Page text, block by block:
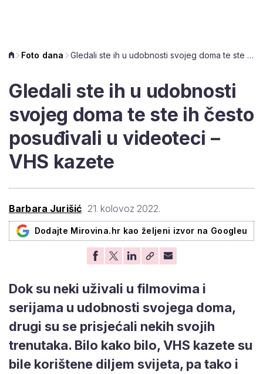
Foto dana Gledali ste ih u udobnosti svojeg doma te ste ih često posuđivali u videoteci – VHS kazete
Gledali ste ih u udobnosti
svojeg doma te ste ih često
posuđivali u videoteci –
VHS kazete
Barbara Jurišić 21. kolovoz 2022.
Dodajte Mirovina.hr kao željeni izvor na Googleu
Dok su neki uživali u filmovima i
serijama u udobnosti svojega doma,
drugi su se prisjećali nekih svojih
trenutaka. Bilo kako bilo, VHS kazete su
bile korištene diljem svijeta, pa tako i